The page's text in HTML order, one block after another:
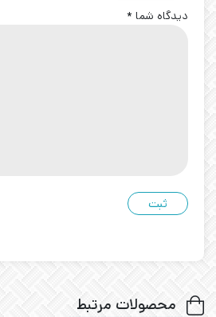
دیدگاه شما *
محصولات مرتبط